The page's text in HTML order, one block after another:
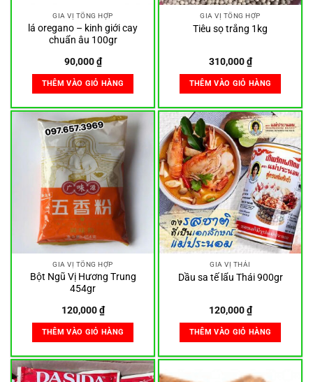
GIA VỊ TỔNG HỢP
lá oregano – kinh giới cay
chuẩn âu 100gr
90,000₫
THÊM VÀO GIỎ HÀNG
GIA VỊ TỔNG HỢP
Tiêu sọ trắng 1kg
310,000₫
THÊM VÀO GIỎ HÀNG
GIA VỊ TỔNG HỢP
Bột Ngũ Vị Hương Trung
454gr
120,000₫
THÊM VÀO GIỎ HÀNG
GIA VỊ THÁI
Dầu sa tế lẩu Thái 900gr
120,000₫
THÊM VÀO GIỎ HÀNG